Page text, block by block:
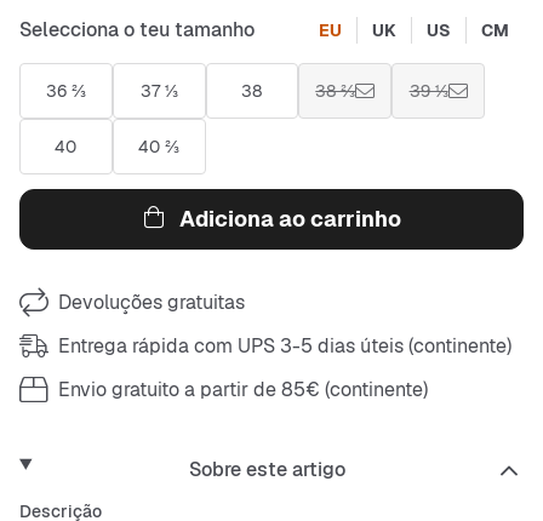
Selecciona o teu tamanho EU UK US CM
36 ⅔ 37 ⅓ 38 38 ⅔ 39 ⅓
40 40 ⅔
Adiciona ao carrinho
Devoluções gratuitas
Entrega rápida com UPS 3-5 dias úteis (continente)
Envio gratuito a partir de 85€ (continente)
Sobre este artigo
Descrição